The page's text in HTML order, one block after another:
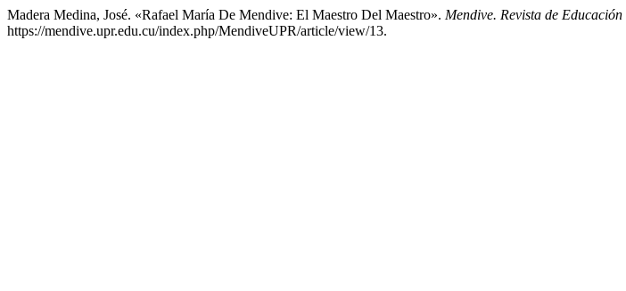
Madera Medina, José. «Rafael María De Mendive: El Maestro Del Maestro». Mendive. Revista de Educación
https://mendive.upr.edu.cu/index.php/MendiveUPR/article/view/13.